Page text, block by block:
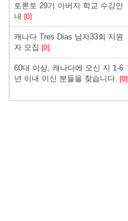
토론토 29기 아버지 학교 수강안
내 [0]
캐나다 Tres Dias 남자33회 지원
자 모집 [0]
60대 이상, 캐나다에 오신 지 1-6
년 이내 이신 분들을 찾습니다. [0]